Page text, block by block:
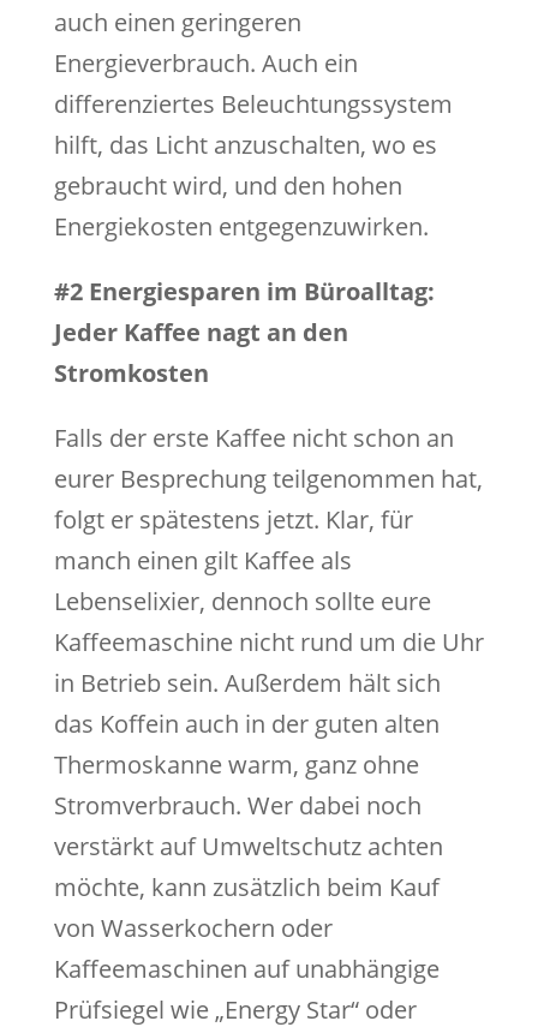
auch einen geringeren
Energieverbrauch. Auch ein
differenziertes Beleuchtungssystem
hilft, das Licht anzuschalten, wo es
gebraucht wird, und den hohen
Energiekosten entgegenzuwirken.
#2 Energiesparen im Büroalltag:
Jeder Kaffee nagt an den
Stromkosten
Falls der erste Kaffee nicht schon an
eurer Besprechung teilgenommen hat,
folgt er spätestens jetzt. Klar, für
manch einen gilt Kaffee als
Lebenselixier, dennoch sollte eure
Kaffeemaschine nicht rund um die Uhr
in Betrieb sein. Außerdem hält sich
das Koffein auch in der guten alten
Thermoskanne warm, ganz ohne
Stromverbrauch. Wer dabei noch
verstärkt auf Umweltschutz achten
möchte, kann zusätzlich beim Kauf
von Wasserkochern oder
Kaffeemaschinen auf unabhängige
Prüfsiegel wie „Energy Star“ oder